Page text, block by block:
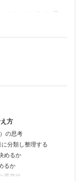
より、オンライン環
詳細は
最新版 / Safari
りません。
方
の思考
分類し整理する
めるか
るか
重要性